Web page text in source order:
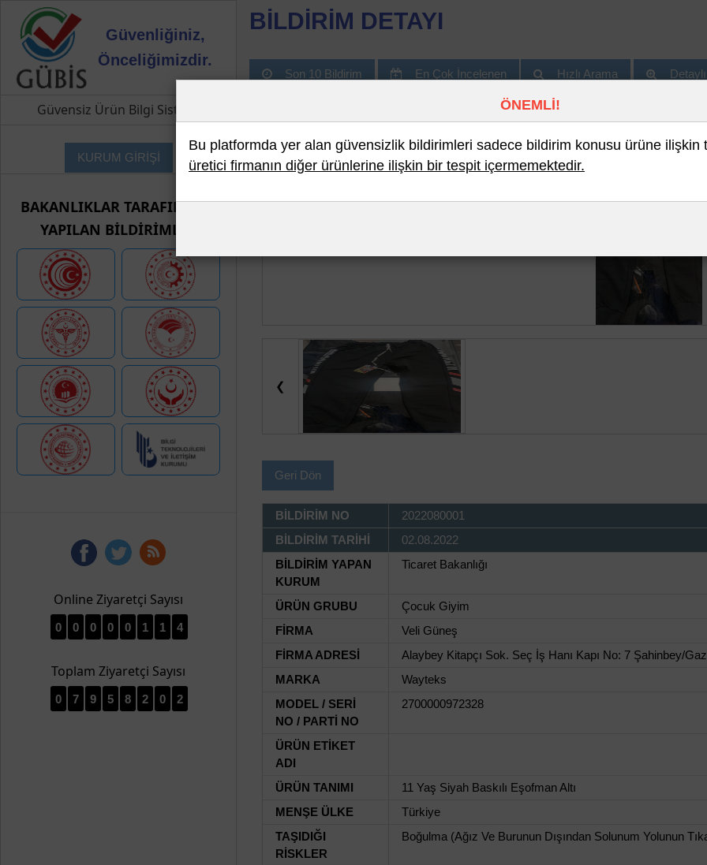
Güvenliğiniz,
Önceliğimizdir.
Güvensiz Ürün Bilgi Sistemi
KURUM GİRİŞİ
BAKANLIKLAR TARAFINDAN
YAPILAN BİLDİRİMLER
Online Ziyaretçi Sayısı
0 0 0 0 0 1 1 4
Toplam Ziyaretçi Sayısı
0 7 9 5 8 2 0 2
BİLDİRİM DETAYI
Son 10 Bildirim En Çok İncelenen Hızlı Arama
❮
Geri Dön
BİLDİRİM NO
2022080001
BİLDİRİM TARİHİ
02.08.2022
BİLDİRİM YAPAN
KURUM
Ticaret Bakanlığı
ÜRÜN GRUBU
Çocuk Giyim
FİRMA
Veli Güneş
FİRMA ADRESİ
Alaybey Kitapçı Sok. Seç İş Hanı Kapı No: 7 Şahinbey/
MARKA
Wayteks
MODEL / SERİ
NO / PARTİ NO
2700000972328
ÜRÜN ETİKET
ADI
ÜRÜN TANIMI
11 Yaş Siyah Baskılı Eşofman Altı
MENŞE ÜLKE
Türkiye
TAŞIDIĞI
RİSKLER
Boğulma (Ağız Ve Burunun Dışından Solunum Yolunun
ÖNEMLİ!
Bu platformda yer alan güvensizlik bildirimleri sadece bildirim konusu ürüne ilişkin
üretici firmanın diğer ürünlerine ilişkin bir tespit içermemektedir.